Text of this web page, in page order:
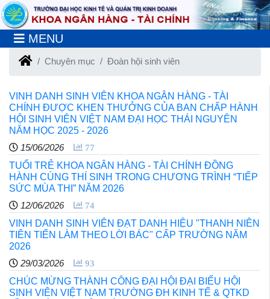
MENU
Chuyên mục Đoàn hội sinh viên
VINH DANH SINH VIÊN KHOA NGÂN HÀNG - TÀI
CHÍNH ĐƯỢC KHEN THƯỞNG CỦA BAN CHẤP HÀNH
HỘI SINH VIÊN VIỆT NAM ĐẠI HỌC THÁI NGUYÊN
NĂM HỌC 2025 - 2026
15/06/2026
77
TUỔI TRẺ KHOA NGÂN HÀNG - TÀI CHÍNH ĐỒNG
HÀNH CÙNG THÍ SINH TRONG CHƯƠNG TRÌNH “TIẾP
SỨC MÙA THI” NĂM 2026
12/06/2026
74
VINH DANH SINH VIÊN ĐẠT DANH HIỆU "THANH NIÊN
TIÊN TIẾN LÀM THEO LỜI BÁC" CẤP TRƯỜNG NĂM
2026
29/03/2026
93
CHÚC MỪNG THÀNH CÔNG ĐẠI HỘI ĐẠI BIỂU HỘI
SINH VIÊN VIỆT NAM TRƯỜNG ĐH KINH TẾ & QTKD